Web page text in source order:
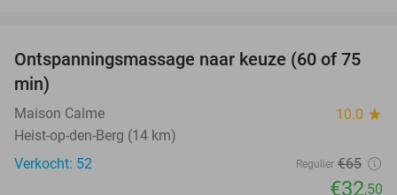
50%
Ontspanningsmassage naar keuze (60 of 75
min)
Maison Calme 10.0 star
Heist-op-den-Berg (14 km)
Verkocht: 52
Regulier €65
€32,50